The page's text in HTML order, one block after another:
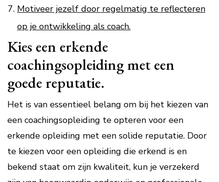
Motiveer jezelf door regelmatig te reflecteren
op je ontwikkeling als coach.
Kies een erkende
coachingsopleiding met een
goede reputatie.
Het is van essentieel belang om bij het kiezen van
een coachingsopleiding te opteren voor een
erkende opleiding met een solide reputatie. Door
te kiezen voor een opleiding die erkend is en
bekend staat om zijn kwaliteit, kun je verzekerd